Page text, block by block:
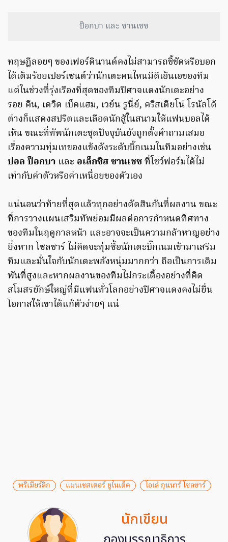
ป็อกบา และ ซานเชซ
ทฤษฎีลอยๆ ของเฟอร์ดินานด์คงไม่สามารถชี้ชัดหรือบอก
ได้เต็มร้อยเปอร์เซนต์ว่านักเตะคนไหนมีดีเอ็นเอของทีม
แต่ในช่วงที่รุ่งเรืองที่สุดของทีมปีศาจแดงนักเตะอย่าง
รอย คีน, เดวิด เบ็คแฮม, เวย์น รูนี่ย์, คริสเตียโน่ โรนัลโด้
ต่างก็แสดงสปริตและเลือดนักสู้ในสนามให้แฟนบอลได้
เห็น ขณะที่ทัพนักเตะชุดปัจจุบันยังถูกตั้งคำถามเสมอ
เรื่องความทุ่มเทของแข้งดังระดับบิ๊กเนมในทีมอย่างเช่น
ปอล ป็อกบา และ อเล็กซิส ซานเชซที่โชว์ฟอร์มได้ไม่
เท่ากับค่าตัวหรือค่าเหนื่อยของตัวเอง
แน่นอนว่าท้ายที่สุดแล้วทุกอย่างตัดสินกันที่ผลงาน ขณะ
ที่การวางแผนเสริมทัพย่อมมีผลต่อการกำหนดทิศทาง
ของทีมในฤดูกาลหน้า และอาจจะเป็นความกล้าหาญอย่าง
ยิ่งหาก โซลชาร์ ไม่คิดจะทุ่มซื้อนักเตะบิ๊กเนมเข้ามาเสริม
ทีมและมั่นใจกับนักเตะพลังหนุ่มมากกว่า ถือเป็นการเดิม
พันที่สูงและหากผลงานของทีมไม่กระเตื้องอย่างที่คิด
สโมสรยักษ์ใหญ่ที่มีแฟนทั่วโลกอย่างปีศาจแดงคงไม่ยื่น
โอกาสให้เขาได้แก้ตัวง่ายๆ แน่
พรีเมียร์ลีก แมนเชสเตอร์ ยูไนเต็ด โอเล่ กุนนาร์ โซลชาร์
นักเขียน